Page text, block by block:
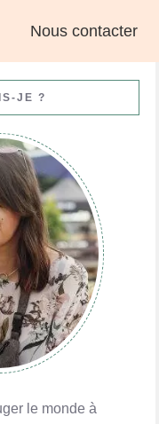
Nous contacter
JE ?
le monde à